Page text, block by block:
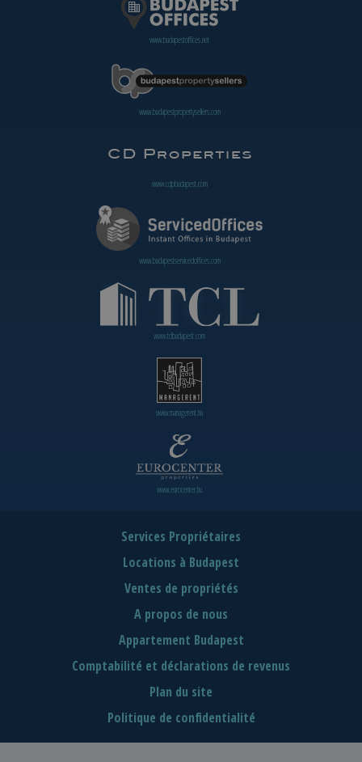
www.budapestoffices.net
www.budapestpropertysellers.com
www.cdpbudapest.com
www.budapestservicedoffices.com
www.tclbudapest.com
www.managerent.hu
www.eurocenter.hu
Services Propriétaires
Locations à Budapest
Ventes de propriétés
A propos de nous
Appartement Budapest
Comptabilité et déclarations de revenus
Plan du site
Politique de confidentialité